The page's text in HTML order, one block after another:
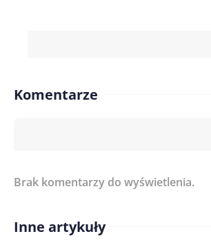
Komentarze
Imię/ Nick*
Brak komentarzy do wyświetlenia.
Inne artykuły